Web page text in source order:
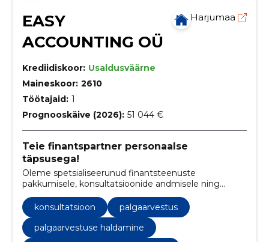
EASY
ACCOUNTING OÜ
Harjumaa
Krediidiskoor: Usaldusväärne
Maineskoor: 2610
Töötajaid: 1
Prognooskäive (2026): 51 044 €
Teie finantspartner personaalse
täpsusega!
Oleme spetsialiseerunud finantsteenuste
pakkumisele, konsultatsioonide andmisele ning
maksualasele nõustamisele.
konsultatsioon
palgaarvestus
palgaarvestuse haldamine